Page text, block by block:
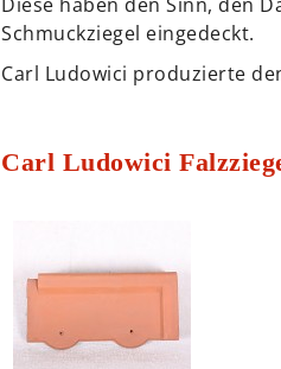
Schmuckziegel eingedeckt.
Carl Ludowici produzierte
Carl Ludowici